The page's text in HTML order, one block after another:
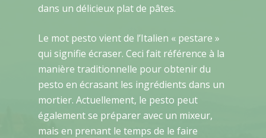
dans un délicieux plat de pâtes.
Le mot pesto vient de l’Italien « pestare »
qui signifie écraser. Ceci fait référence à la
manière traditionnelle pour obtenir du
pesto en écrasant les ingrédients dans un
mortier. Actuellement, le pesto peut
également se préparer avec un mixeur,
mais en prenant le temps de le faire